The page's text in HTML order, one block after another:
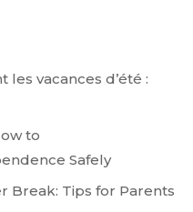
vacances d’été :
to
Safely
Break: Tips for Parents